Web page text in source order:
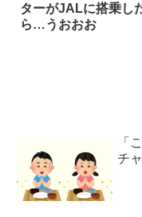
ターがJALに搭乗し
ら…うおおお
「
チ